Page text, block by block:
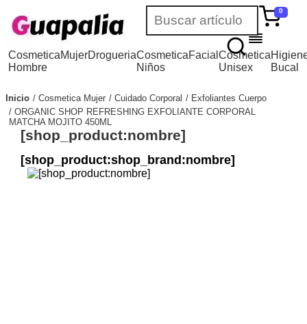
0
Cosmetica
Hombre
MujerDrogueriaCosmetica
Niños
FacialCosmetica
Unisex
Bucal
Inicio Cosmetica Mujer Cuidado Corporal
Exfoliantes Cuerpo
ORGANIC SHOP REFRESHING EXFOLIANTE CORPORAL
MATCHA MOJITO 450ML
[shop_product:nombre]
[shop_product:shop_brand:nombre]